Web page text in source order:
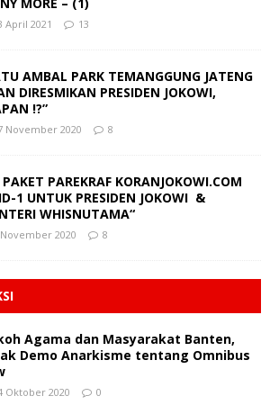
MORE – (1)
April 2021 13
AMBAL PARK TEMANGGUNG JATENG
DIRESMIKAN PRESIDEN JOKOWI,
!?”
November 2020 8
PAREKRAF KORANJOKOWI.COM
1 UNTUK PRESIDEN JOKOWI &
WHISNUTAMA“
2020 8
Agama dan Masyarakat Banten,
Demo Anarkisme tentang Omnibus
Oktober 2020 0